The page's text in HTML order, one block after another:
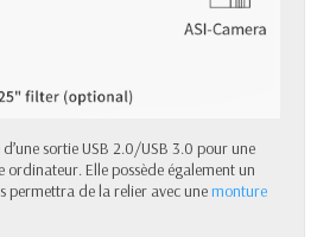
sortie USB 2.0/USB 3.0 pour une
Elle possède également un
permettra de la relier avec unemonture